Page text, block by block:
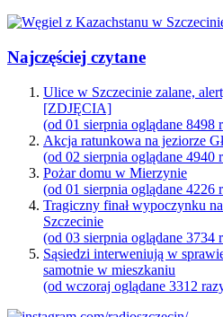
Najczęściej czytane
Ulice w Szczecinie zalane,
[ZDJĘCIA]
(od 01 sierpnia oglądane 8498
Akcja ratunkowa na jeziorze
(od 02 sierpnia oglądane 4940
Pożar domu w Mierzynie
(od 01 sierpnia oglądane 4226
Tragiczny finał wypoczynku
Szczecinie
(od 03 sierpnia oglądane 3734
Sąsiedzi interweniują w
samotnie w mieszkaniu
(od wczoraj oglądane 3312